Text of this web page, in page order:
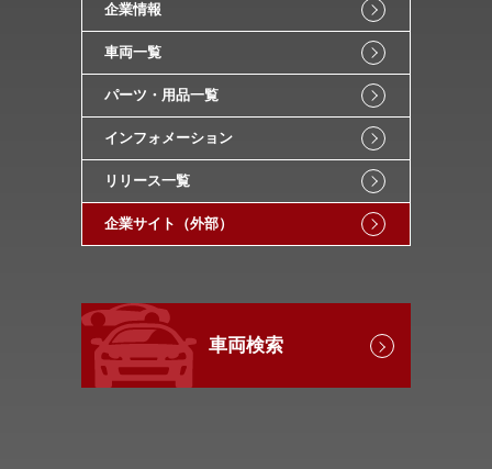
企業情報
車両一覧
パーツ・用品一覧
インフォメーション
リリース一覧
企業サイト（外部）
車両検索